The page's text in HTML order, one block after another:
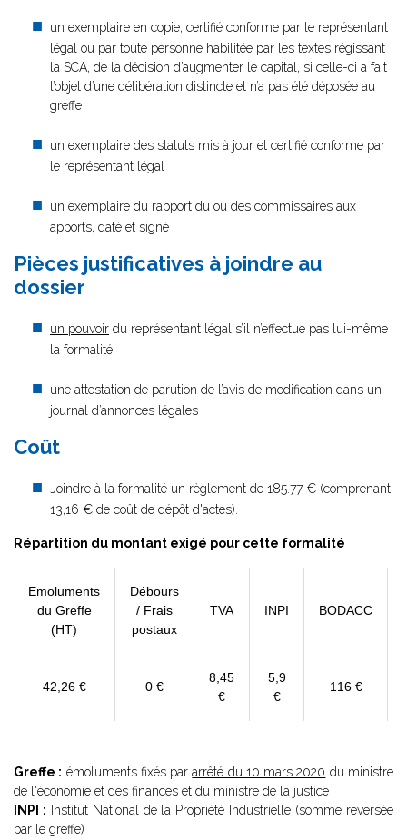
un exemplaire en copie, certifié conforme par le représentant
légal ou par toute personne habilitée par les textes régissant
la SCA, de la décision d’augmenter le capital, si celle-ci a fait
l’objet d’une délibération distincte et n’a pas été déposée au
greffe
un exemplaire des statuts mis à jour et certifié conforme par
le représentant légal
un exemplaire du rapport du ou des commissaires aux
apports, daté et signé
Pièces justificatives à joindre au
dossier
un pouvoir du représentant légal s’il n’effectue pas lui-même
la formalité
une attestation de parution de l’avis de modification dans un
journal d’annonces légales
Coût
Joindre à la formalité un règlement de 185.77 € (comprenant
13,16 € de coût de dépôt d'actes).
Répartition du montant exigé pour cette formalité
Emoluments
du Greffe
(HT)
Débours
/ Frais
postaux
TVA INPI BODACC
42,26 € 0 €
8,45
€
5,9
€
116 €
Greffe : émoluments fixés pararrêté du 10 mars 2020 du ministre
de l'économie et des finances et du ministre de la justice
INPI : Institut National de la Propriété Industrielle (somme reversée
par le greffe)